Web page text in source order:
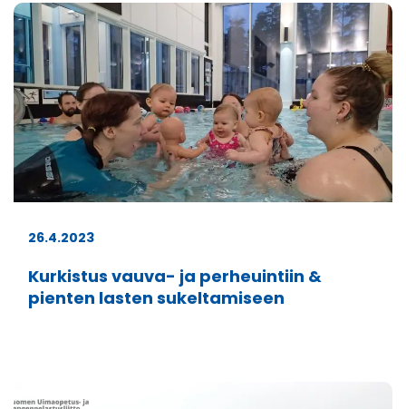
välilehteen.)
26.4.2023
Kurkistus vauva- ja perheuintiin &
pienten lasten sukeltamiseen